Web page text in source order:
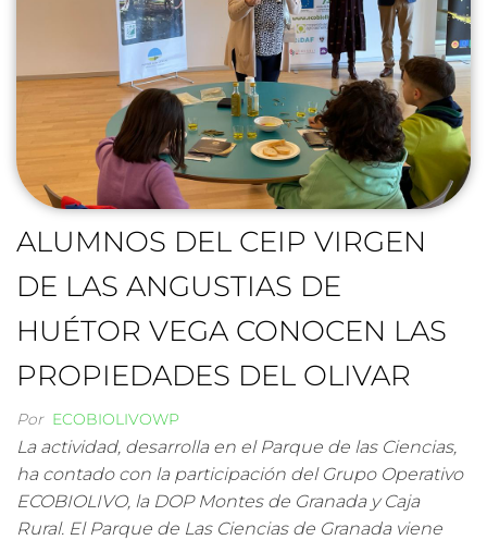
ALUMNOS DEL CEIP VIRGEN
DE LAS ANGUSTIAS DE
HUÉTOR VEGA CONOCEN LAS
PROPIEDADES DEL OLIVAR
Por ECOBIOLIVOWP
La actividad, desarrolla en el Parque de las Ciencias,
ha contado con la participación del Grupo Operativo
ECOBIOLIVO, la DOP Montes de Granada y Caja
Rural. El Parque de Las Ciencias de Granada viene